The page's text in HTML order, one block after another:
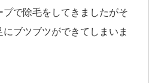
プで除毛をしてきましたがそ
ブツブツができてしまいま